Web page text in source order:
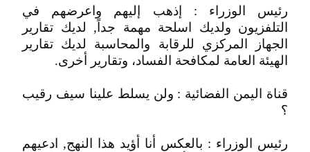
رئيس الوزراء : إذهب إليهم واعرضهم في
التلفزيون ولديك اسلحة مهمة جداً, لديك تقارير
الجهاز المركزي للرقابة والمحاسبة لديك تقارير
الهيئة العامة لمكافحة الفساد، وتقارير أخرى.
قناة اليمن الفضائية : ولن يسلط علينا سيف رقيب
؟
رئيس الوزراء : بالعكس أنا أؤيد هذا النهج, ادعيهم